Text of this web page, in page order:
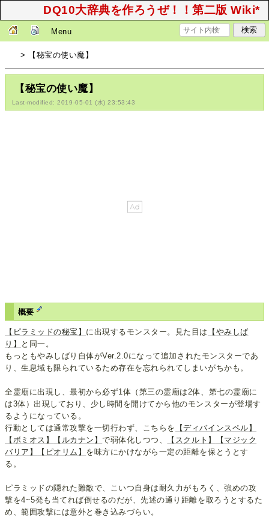
DQ10大辞典を作ろうぜ！！第二版 Wiki*
Menu
> 【秘宝の使い魔】
【秘宝の使い魔】
Last-modified: 2019-05-01 (水) 23:53:43
概要
【ピラミッドの秘宝】 に出現するモンスター。見た目は
【やみしば
り】
と同一。
もっともやみしばり自体がVer.2.0になって追加されたモンスターであ
り、生息域も限られているため存在を忘れられてしまいがちかも。
全霊廟に出現し、最初から必ず1体（第三の霊廟は2体、第七の霊廟に
は3体）出現しており、少し時間を開けてから他のモンスターが登場す
るようになっている。
行動としては通常攻撃を一切行わず、こちらを
【ディバインスペル】
【ボミオス】
【ルカナン】で弱体化しつつ、 【スクルト】
【マジック
バリア】
【ピオリム】 を味方にかけながら一定の距離を保とうとす
る。
ピラミッドの隠れた難敵で、こいつ自身は耐久力がもろく、強めの攻
撃を4~5発も当てれば倒せるのだが、先述の通り距離を取ろうとするた
め、範囲攻撃には意外と巻き込みづらい。